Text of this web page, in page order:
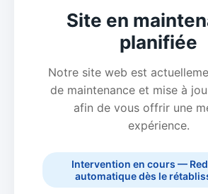
Site en
planifiée
Notre site web est
de maintenance et mise à
afin de vous offrir une
expérience.
Intervention en cours —
automatique dès le